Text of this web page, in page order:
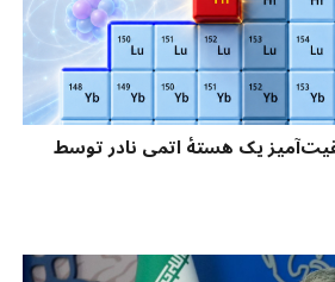
یک هستهٔ اتمی نادر توسط